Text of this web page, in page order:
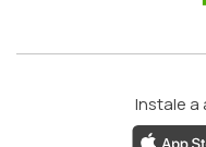
Instale a